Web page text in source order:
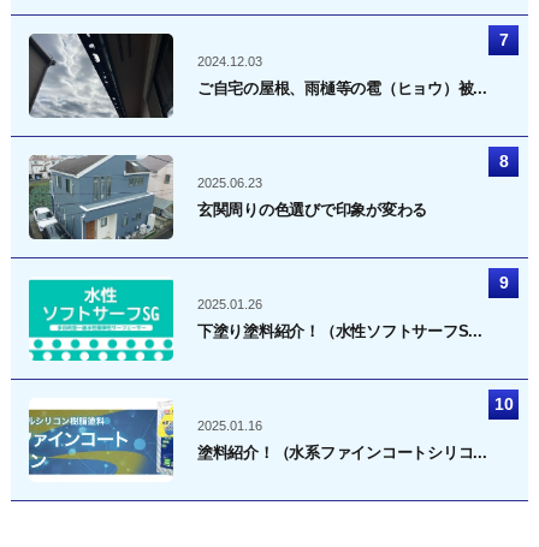
2024.12.03
ご自宅の屋根、雨樋等の雹（ヒョウ）被...
2025.06.23
玄関周りの色選びで印象が変わる
2025.01.26
下塗り塗料紹介！（水性ソフトサーフS...
2025.01.16
塗料紹介！（水系ファインコートシリコ...